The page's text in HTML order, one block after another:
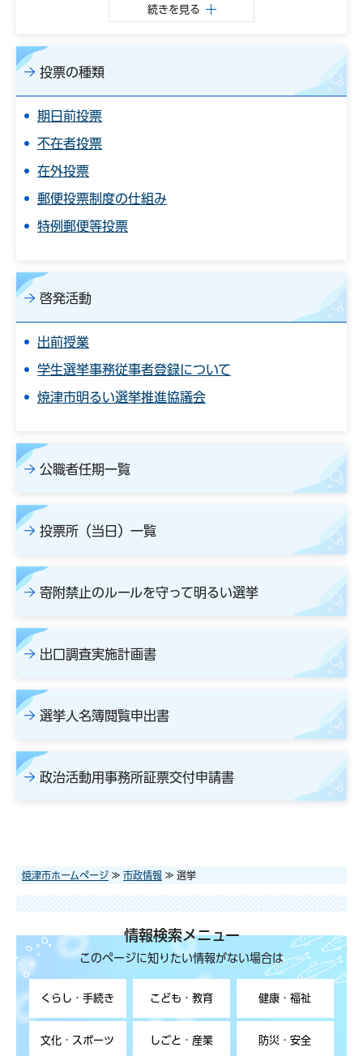
続きを見る
投票の種類
期日前投票
不在者投票
在外投票
郵便投票制度の仕組み
特例郵便等投票
啓発活動
出前授業
学生選挙事務従事者登録について
焼津市明るい選挙推進協議会
公職者任期一覧
投票所（当日）一覧
寄附禁止のルールを守って明るい選挙
出口調査実施計画書
選挙人名簿閲覧申出書
政治活動用事務所証票交付申請書
焼津市ホームページ ≫ 市政情報 ≫ 選挙
情報検索メニュー
このページに知りたい情報がない場合は
くらし・手続き こども・教育 健康・福祉
文化・スポーツ しごと・産業 防災・安全